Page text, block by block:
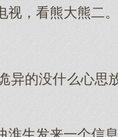
，看熊大熊二。
异的没什么心思